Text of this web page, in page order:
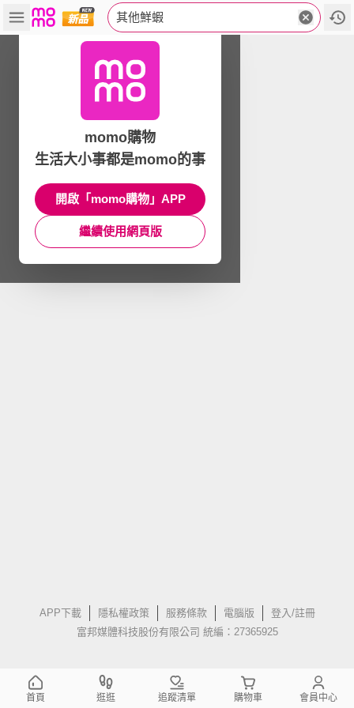
其他鮮蝦
APP下載 隱私權政策 服務條款 電腦版
登入/註冊
富邦媒體科技股份有限公司 統編：27365925
momo購物
生活大小事都是momo的事
開啟「momo購物」APP
繼續使用網頁版
首頁 逛逛 追蹤清單 購物車 會員中心